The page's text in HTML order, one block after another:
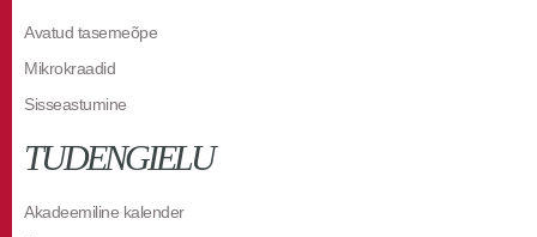
Avatud tasemeõpe
Mikrokraadid
Sisseastumine
TUDENGIELU
Akadeemiline kalender